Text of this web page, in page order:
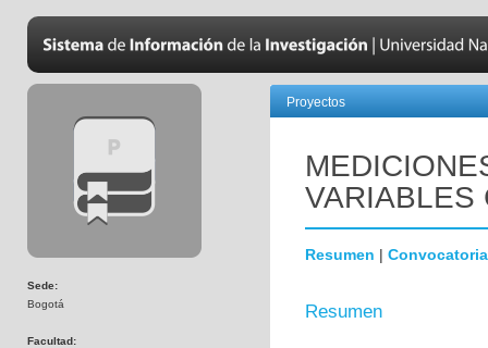
Sede:
Bogotá
Facultad:
Proyectos
VARIABLES
Resumen | Convocatoria
Resumen